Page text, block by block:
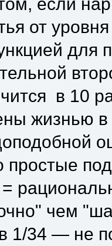
от
для
в 10
жизнью
простые
чем
1/34 — не